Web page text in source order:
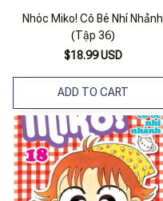
Nhóc Miko! Cô Bé Nhí Nhảnh
(Tập 36)
$18.99 USD
ADD TO CART